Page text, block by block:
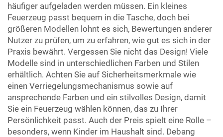
häufiger aufgeladen werden müssen. Ein kleines
Feuerzeug passt bequem in die Tasche, doch bei
größeren Modellen lohnt es sich, Bewertungen anderer
Nutzer zu prüfen, um zu erfahren, wie gut es sich in der
Praxis bewährt. Vergessen Sie nicht das Design! Viele
Modelle sind in unterschiedlichen Farben und Stilen
erhältlich. Achten Sie auf Sicherheitsmerkmale wie
einen Verriegelungsmechanismus sowie auf
ansprechende Farben und ein stilvolles Design, damit
Sie ein Feuerzeug wählen können, das zu Ihrer
Persönlichkeit passt. Auch der Preis spielt eine Rolle –
besonders, wenn Kinder im Haushalt sind. Debang